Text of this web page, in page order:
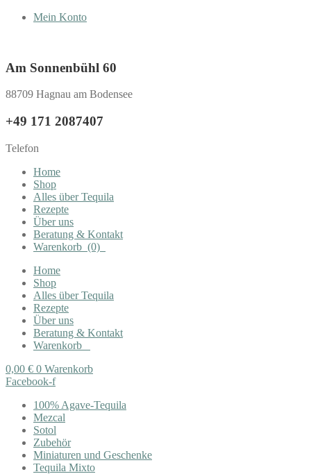
Mein Konto
Am Sonnenbühl 60
88709 Hagnau am Bodensee
+49 171 2087407
Telefon
Home
Shop
Alles über Tequila
Rezepte
Über uns
Beratung & Kontakt
Warenkorb (0)
Home
Shop
Alles über Tequila
Rezepte
Über uns
Beratung & Kontakt
Warenkorb
0,00 € 0 Warenkorb
Facebook-f
100% Agave-Tequila
Mezcal
Sotol
Zubehör
Miniaturen und Geschenke
Tequila Mixto